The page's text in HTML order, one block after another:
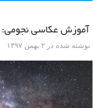
آموزش عکاسی
نوشته شده در ۲ بهمن ۱۳۹۷